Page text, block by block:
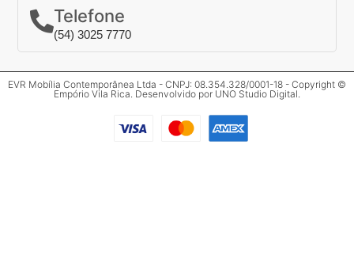
Telefone
(54) 3025 7770
EVR Mobília Contemporânea Ltda - CNPJ: 08.354.328/0001-18 - Copyright ©
Empório Vila Rica. Desenvolvido por UNO Studio Digital